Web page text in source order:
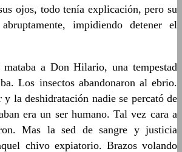
ojos, todo tenía explicación, pero su
impidiendo detener el
a Don Hilario, una tempestad
Los insectos abandonaron al ebrio.
la deshidratación nadie se percató de
era un ser humano. Tal vez cara a
Mas la sed de sangre y justicia
chivo expiatorio. Brazos volando